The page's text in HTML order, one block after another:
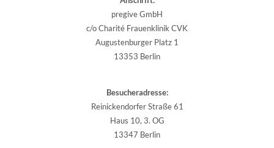
pregive GmbH
c/o Charité Frauenklinik CVK
Augustenburger Platz 1
13353 Berlin
Besucheradresse:
Reinickendorfer Straße 61
Haus 10, 3. OG
13347 Berlin